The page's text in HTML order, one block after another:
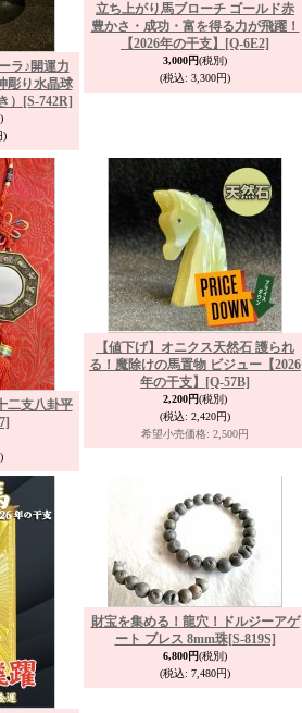
ラ♪開運力
彫り水晶球
）
[S-742R]
)
立ち上がり馬ブローチ ゴールド赤
豊かさ・成功・富を得る力が飛躍！
【2026年の干支】
[Q-6E2]
3,000円(税別)
(税込: 3,300円)
二支八卦平
【値下げ】オニクス天然石 護られ
る！魔除けの馬置物 ビジュー【2026
年の干支】
[Q-57B]
2,200円(税別)
(税込: 2,420円)
希望小売価格: 2,500円
財宝を集める！龍穴！ドルジーアゲ
ート ブレス 8mm珠[S-819S]
6,800円(税別)
(税込: 7,480円)